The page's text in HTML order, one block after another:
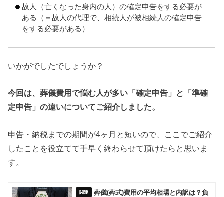
故人（亡くなった身内の人）の確定申告をする必要が
ある（＝故人の代理で、相続人が被相続人の確定申告
をする必要がある）
いかがでしたでしょうか？
今回は、葬儀費用で悩む人が多い「確定申告」と「準確
定申告」の違いについてご紹介しました。
申告・納税までの期間が4ヶ月と短いので、ここでご紹介
したことを役立てて手早く終わらせて頂けたらと思いま
す。
葬儀(葬式)費用の平均相場と内訳は？負